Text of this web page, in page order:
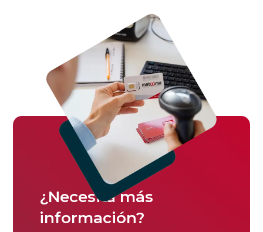
¿Necesita más
información?